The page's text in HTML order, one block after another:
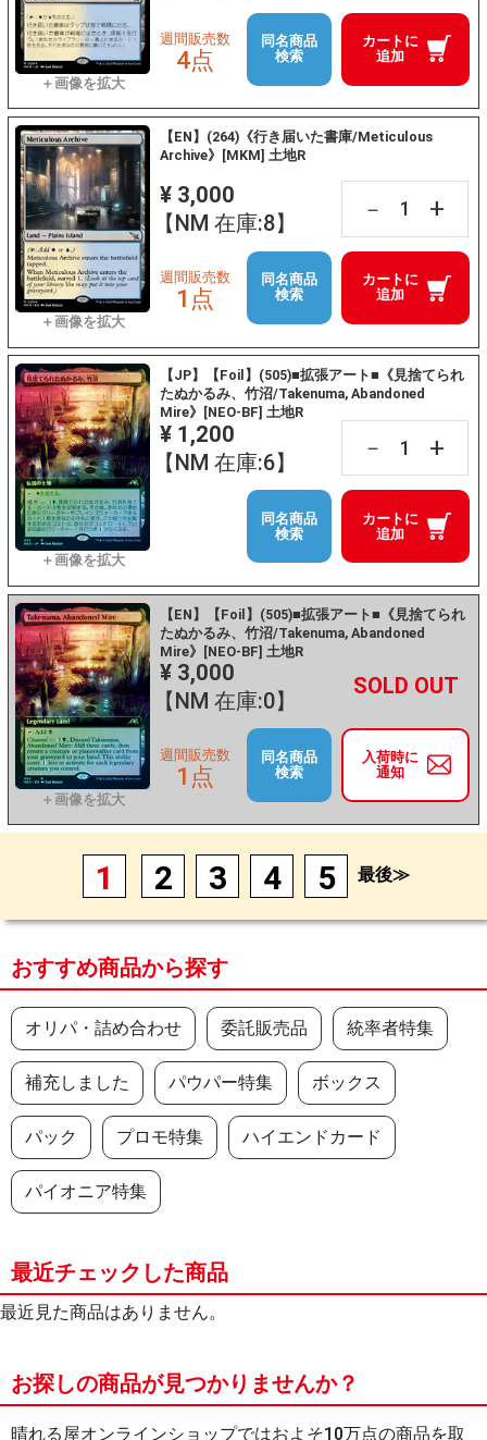
カートに
追加
週間販売数
4点
同名商品
検索
【EN】(264)《行き届いた書庫/Meticulous
Archive》[MKM] 土地R
¥ 3,000
【NM 在庫:8】
－ +
カートに
追加
週間販売数
1点
同名商品
検索
【JP】【Foil】(505)■拡張アート■《見捨てられ
たぬかるみ、竹沼/Takenuma, Abandoned
Mire》[NEO-BF] 土地R
¥ 1,200
【NM 在庫:6】
－ +
カートに
追加
同名商品
検索
【EN】【Foil】(505)■拡張アート■《見捨てられ
たぬかるみ、竹沼/Takenuma, Abandoned
Mire》[NEO-BF] 土地R
¥ 3,000
【NM 在庫:0】
－ +
入荷時に
通知
週間販売数
1点
同名商品
検索
1 2 3 4 5 最後≫
おすすめ商品から探す
オリパ・詰め合わせ 委託販売品 統率者特集
補充しました パウパー特集 ボックス
パック プロモ特集 ハイエンドカード
パイオニア特集
最近チェックした商品
最近見た商品はありません。
お探しの商品が見つかりませんか？
晴れる屋オンラインショップではおよそ10万点の商品を取